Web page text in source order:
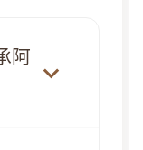
阿